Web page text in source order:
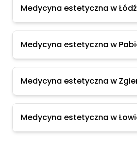
Medycyna estetyczna w Łódź
Medycyna estetyczna w
Medycyna estetyczna w
Medycyna estetyczna w